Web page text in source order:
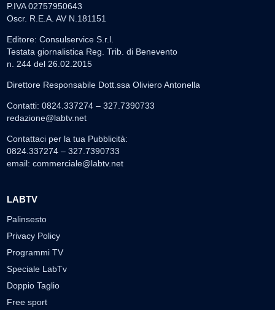
P.IVA 02757950643
Oscr. R.E.A. AV N.181151
Editore: Consulservice S.r.l.
Testata giornalistica Reg. Trib. di Benevento
n. 244 del 26.02.2015
Direttore Responsabile Dott.ssa Oliviero Antonella
Contatti: 0824.337274 – 327.7390733
redazione@labtv.net
Contattaci per la tua Pubblicità:
0824.337274 – 327.7390733
email: commerciale@labtv.net
LABTV
Palinsesto
Privacy Policy
Programmi TV
Speciale LabTv
Doppio Taglio
Free sport